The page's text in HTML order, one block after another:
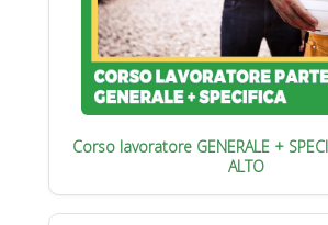
Corso lavoratore GENERALE +
ALTO